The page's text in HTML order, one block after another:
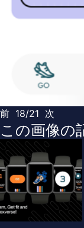
前 18/21 次
この画像の